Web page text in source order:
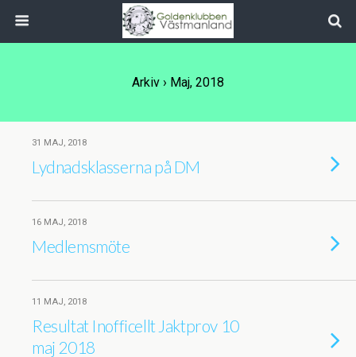
Arkiv › Maj, 2018
31 MAJ, 2018
Lydnadsklasserna på DM
16 MAJ, 2018
Medlemsmöte
11 MAJ, 2018
Resultat Inofficellt Jaktprov 10
maj 2018